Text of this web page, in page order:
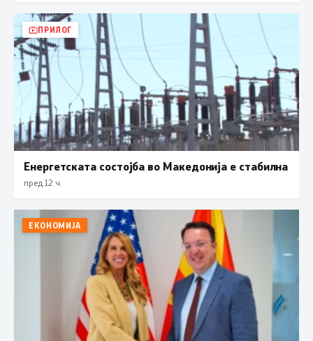
ПРИЛОГ
Енергетската состојба во Македонија е стабилна
пред 12 ч.
ЕКОНОМИЈА